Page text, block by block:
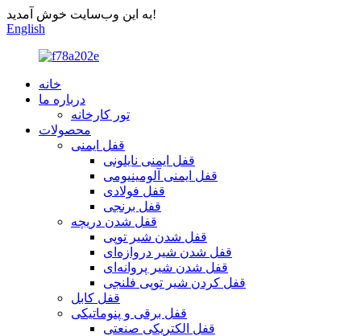
به این وب‌سایت خوش آمدید!
English
خانه
درباره ما
تور کارخانه
محصولات
قفل ایمنی
قفل ایمنی نایلونی
قفل ایمنی آلومینیومی
قفل فولادی
قفل برنجی
قفل شدن دریچه
قفل شدن شیر توپی
قفل شدن شیر دروازه‌ای
قفل شدن شیر پروانه‌ای
قفل کردن شیر توپی فلنجی
قفل کابل
قفل برقی و پنوماتیکی
قفل الکتریکی صنعتی